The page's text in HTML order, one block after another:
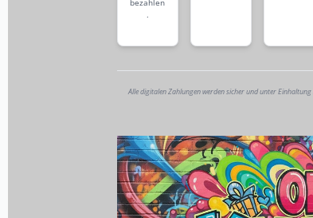
bezahlen
.
Alle digitalen Zahlungen werden sicher und unter